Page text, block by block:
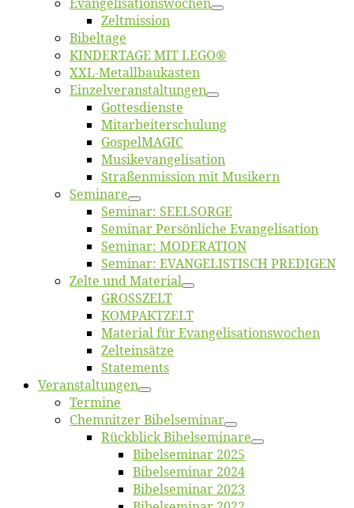
Zelt­mis­si­on
Bi­bel­ta­ge
KINDERTAGE MIT LEGO®
XXL-Me­­tal­l­­bau­­kas­­ten
Einzelver­an­stal­tungen
Got­tes­diens­te
Mitarbeiter­schulung
Gos­pel­MA­GIC
Musikevan­ge­li­sa­tion
Straßenmis­sion mit Musikern
Se­mi­na­re
Se­mi­nar: SEELSORGE
Se­mi­nar Per­sön­li­che Evangelisation
Se­mi­nar: MODERATION
Se­mi­nar: EVANGELISTISCH PREDIGEN
Zel­te und Material
GROSSZELT
KOMPAKTZELT
Ma­te­ri­al für Evangelisationswochen
Zelt­ein­sät­ze
State­ments
Ver­an­stal­tun­gen
Ter­mi­ne
Chemnit­zer Bibelseminar
Rück­blick Bibelseminare
Bi­bel­se­mi­nar 2025
Bi­bel­se­mi­nar 2024
Bi­bel­se­mi­nar 2023